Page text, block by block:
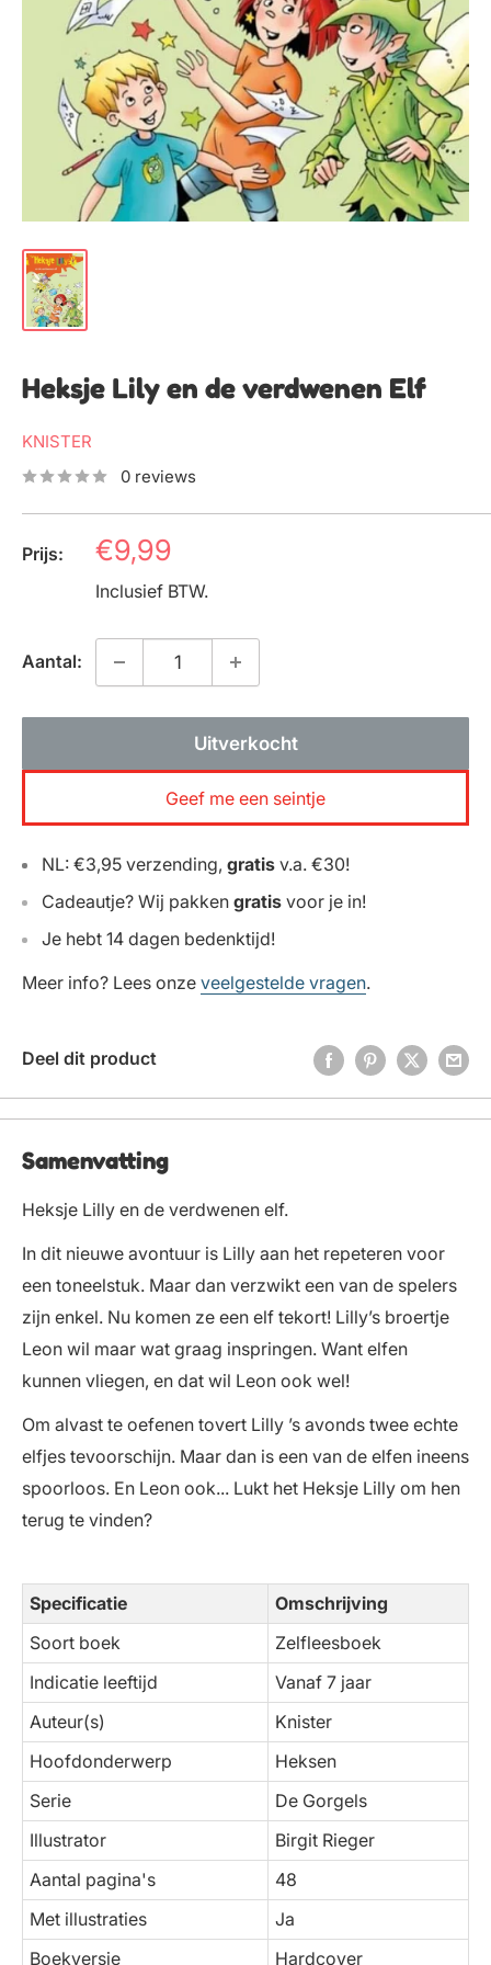
Heksje Lily en de verdwenen Elf
KNISTER
0 reviews
Prijs: Prijs
€9,99
Inclusief BTW.
Aantal:
Uitverkocht
Geef me een seintje
NL: €3,95 verzending, gratis v.a. €30!
Cadeautje? Wij pakken gratis voor je in!
Je hebt 14 dagen bedenktijd!
Meer info? Lees onze veelgestelde vragen.
Deel dit product
Samenvatting
Heksje Lilly en de verdwenen elf.
In dit nieuwe avontuur is Lilly aan het repeteren voor
een toneelstuk. Maar dan verzwikt een van de spelers
zijn enkel. Nu komen ze een elf tekort! Lilly’s broertje
Leon wil maar wat graag inspringen. Want elfen
kunnen vliegen, en dat wil Leon ook wel!
Om alvast te oefenen tovert Lilly ’s avonds twee echte
elfjes tevoorschijn. Maar dan is een van de elfen ineens
spoorloos. En Leon ook... Lukt het Heksje Lilly om hen
terug te vinden?
Specificatie
Omschrijving
Soort boek
Zelfleesboek
Indicatie leeftijd
Vanaf 7 jaar
Auteur(s)
Knister
Hoofdonderwerp
Heksen
Serie
De Gorgels
Illustrator
Birgit Rieger
Aantal pagina's
48
Met illustraties
Ja
Boekversie
Hardcover